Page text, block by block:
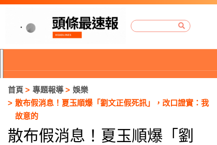
首頁 專題報導
娛樂
散布假消息！夏玉順爆「劉文正假死訊」，改口證實：我
故意的
散布假消息！夏玉順爆「劉